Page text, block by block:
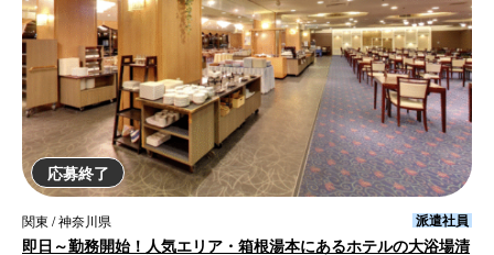
応募終了
関東 / 神奈川県 派遣社員
即日～勤務開始！人気エリア・箱根湯本にあるホテルの大浴場清